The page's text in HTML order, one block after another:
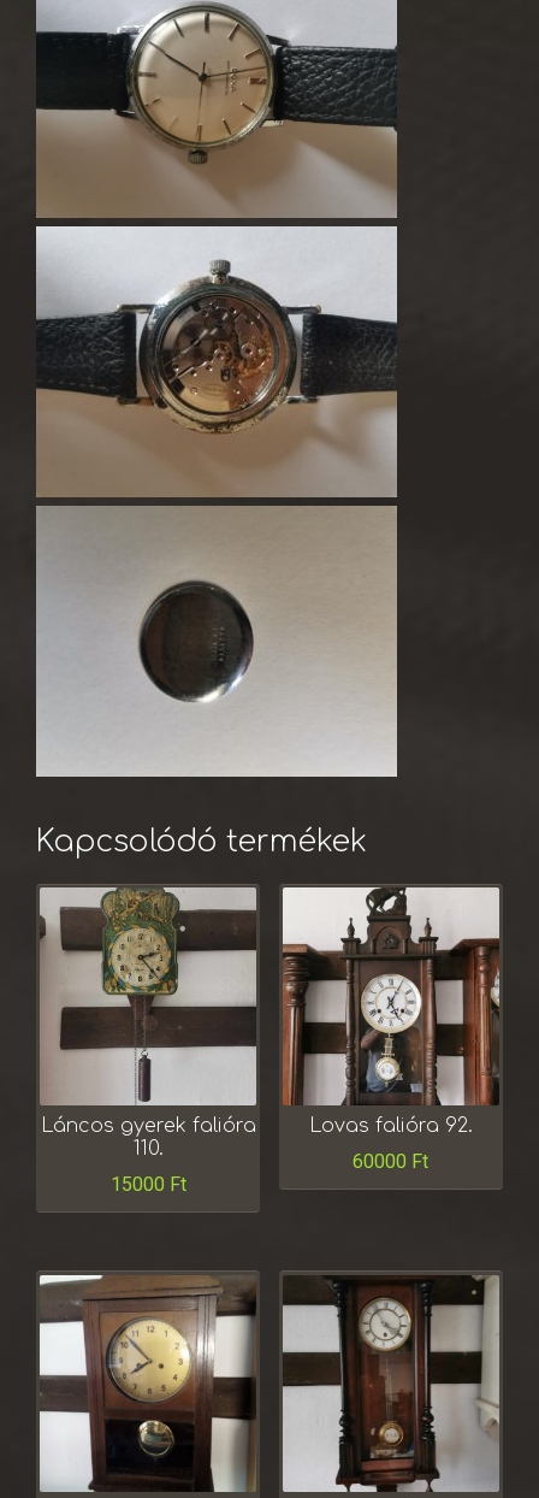
Kapcsolódó termékek
Láncos gyerek falióra
110.
15000 Ft
Lovas falióra 92.
60000 Ft